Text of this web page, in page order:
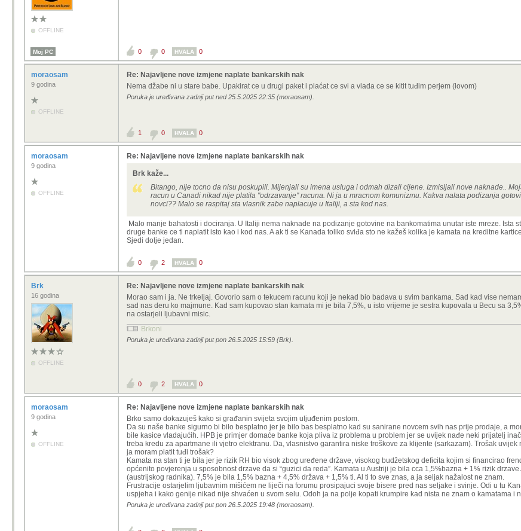
OFFLINE
Moj PC 0 0 HVALA 0
moraosam
9 godina
OFFLINE
Re: Najavljene nove izmjene naplate bankarskih nak
Nema džabe ni u stare babe. Upakirat ce u drugi paket i plaćat ce svi a vlada ce se kitit tuđim perjem (lovom)
Poruka je uređivana zadnji put ned 25.5.2025 22:35 (moraosam).
1 0 HVALA 0
moraosam
9 godina
OFFLINE
Re: Najavljene nove izmjene naplate bankarskih nak
Brk kaže...
Bitango, nije tocno da nisu poskupili. Mijenjali su imena usluga i odmah dizali cijene. Izmisljali nove naknade..
racun u Canadi nikad nije platila "odrzavanje" racuna. Ni ja u mracnom komunizmu. Kakva nalata podizanja
novci?? Malo se raspitaj sta vlasnik zabe naplacuje u Italiji, a sta kod nas.
Malo manje bahatosti i dociranja. U Italiji nema naknade na podizanje gotovine na bankomatima unutar iste mreze. Ista
druge banke ce ti naplatit isto kao i kod nas. A ak ti se Kanada toliko sviđa sto ne kažeš kolika je kamata na kreditne
Sjedi dolje jedan.
0 2 HVALA 0
Brk
16 godina
OFFLINE
Re: Najavljene nove izmjene naplate bankarskih nak
Morao sam i ja. Ne trkeljaj. Govorio sam o tekucem racunu koji je nekad bio badava u svim bankama. Sad kad vise
sad nas deru ko majmune. Kad sam kupovao stan kamata mi je bila 7,5%, u isto vrijeme je sestra kupovala u Becu sa
na ostarjeli ljubavni misic.
Brkoni
Poruka je uređivana zadnji put pon 26.5.2025 15:59 (Brk).
0 2 HVALA 0
moraosam
9 godina
OFFLINE
Re: Najavljene nove izmjene naplate bankarskih nak
Brko samo dokazuješ kako si građanin svijeta svojim uljuđenim postom.
Da su naše banke sigurno bi bilo besplatno jer je bilo bas besplatno kad su sanirane novcem svih nas prije prodaje, a
bile kasice vladajućih. HPB je primjer domaće banke koja pliva iz problema u problem jer se uvijek nađe neki prijatelj
treba kredu za apartmane ili vjetro elektranu. Da, vlasnistvo garantira niske troškove za klijente (sarkazam). Trošak uvijek
ja moram platit tuđi trošak?
Kamata na stan ti je bila jer je rizik RH bio visok zbog uređene države, visokog budžetskog deficita kojim si financirao
općenito povjerenja u sposobnost drzave da si “guzici da reda”. Kamata u Austriji je bila cca 1,5%bazna + 1% rizik
(austrijskog radnika). 7,5% je bila 1,5% bazna + 4,5% država + 1,5% ti. Al ti to sve znas, a ja seljak nažalost ne znam.
Frustracije ostarjelim ljubavnim mišićem ne liječi na forumu prosipajuci svoje bisere pred nas seljake i svinje. Odi u tu
uspjeha i kako genije nikad nije shvaćen u svom selu. Odoh ja na polje kopati krumpire kad nista ne znam o kamatama i
Poruka je uređivana zadnji put pon 26.5.2025 19:48 (moraosam).